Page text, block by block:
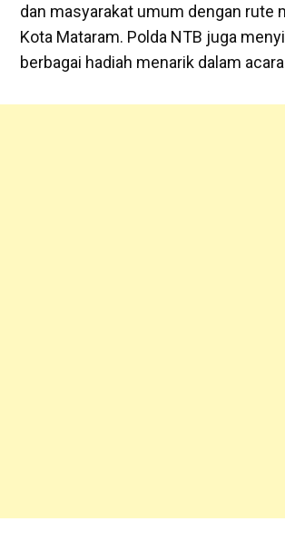
dan masyarakat umum dengan rute
Kota Mataram. Polda NTB juga
berbagai hadiah menarik dalam